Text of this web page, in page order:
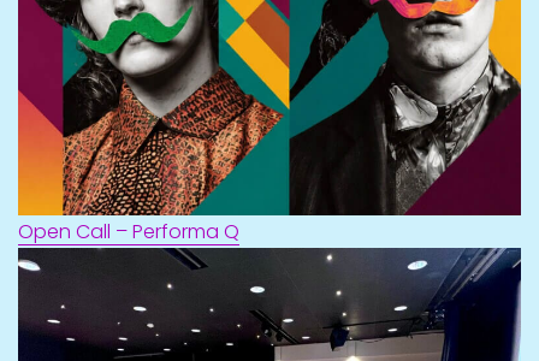
Open Call – Performa Q